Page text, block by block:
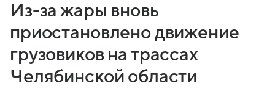
Из-за жары вновь
приостановлено движение
грузовиков на трассах
Челябинской области